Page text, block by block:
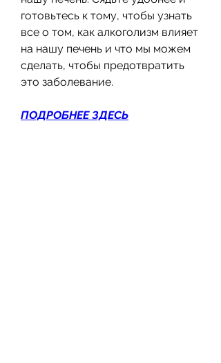
готовьтесь к тому, чтобы узнать
все о том, как алкоголизм влияет
на нашу печень и что мы можем
сделать, чтобы предотвратить
это заболевание.
ПОДРОБНЕЕ ЗДЕСЬ